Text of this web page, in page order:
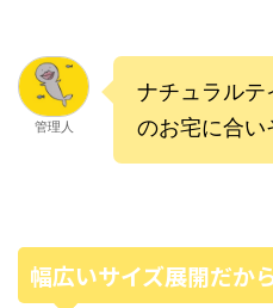
管理人
ナチュラルテ
のお宅に合い
幅広いサイズ展開だか